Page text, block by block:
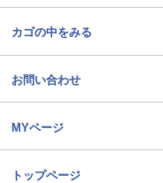
カゴの中をみる
お問い合わせ
MYページ
トップページ